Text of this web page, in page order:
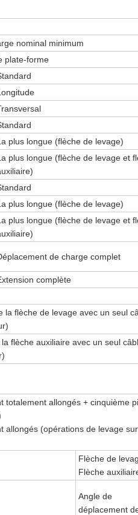
nominal minimum
plate-forme
plus longue (flèche de levage)
plus longue (flèche de levage et
plus longue (flèche de levage)
plus longue (flèche de levage et
de charge complet
complète
la flèche de levage avec un seul
flèche auxiliaire avec un seul
totalement allongés + cinquième
allongés (opérations de levage
Flèche de
Flèche
Angle de
déplacement